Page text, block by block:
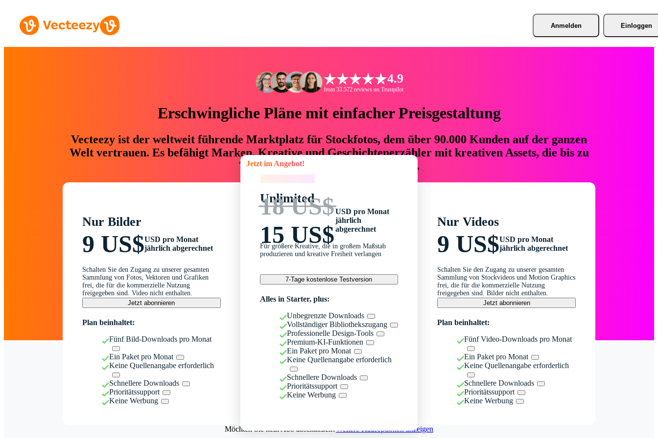
Anmelden Einloggen
4.9
from 33.572 reviews on Trustpilot
Erschwingliche Pläne mit einfacher Preisgestaltung
Vecteezy ist der weltweit führende Marktplatz für Stockfotos, dem über 90.000 Kunden auf der ganzen
Welt vertrauen. Es befähigt Marken, Kreative und Geschichtenerzähler mit kreativen Assets, die bis zu
76 % an Zeit und Budget einsparen.
Nur Bilder
9 US$USD pro Monat
jährlich abgerechnet
Schalten Sie den Zugang zu unserer gesamten
Sammlung von Fotos, Vektoren und Grafiken
frei, die für die kommerzielle Nutzung
freigegeben sind. Video nicht enthalten.
Jetzt abonnieren
Plan beinhaltet:
Fünf Bild-Downloads pro Monat
Ein Paket pro Monat
Keine Quellenangabe erforderlich
Schnellere Downloads
Prioritätssupport
Keine Werbung
Jetzt im Angebot!
Unlimited
18 US$
15 US$
USD pro Monat
jährlich
abgerechnet
Für größere Kreative, die in großem Maßstab
produzieren und kreative Freiheit verlangen
7-Tage kostenlose Testversion
Alles in Starter, plus:
Unbegrenzte Downloads
Vollständiger Bibliothekszugang
Professionelle Design-Tools
Premium-KI-Funktionen
Ein Paket pro Monat
Keine Quellenangabe erforderlich
Schnellere Downloads
Prioritätssupport
Keine Werbung
Nur Videos
9 US$USD pro Monat
jährlich abgerechnet
Schalten Sie den Zugang zu unserer gesamten
Sammlung von Stockvideos und Motion Graphics
frei, die für die kommerzielle Nutzung
freigegeben sind. Bilder nicht enthalten.
Jetzt abonnieren
Plan beinhaltet:
Fünf Video-Downloads pro Monat
Ein Paket pro Monat
Keine Quellenangabe erforderlich
Schnellere Downloads
Prioritätssupport
Keine Werbung
Möchten Sie kein Abo abschließen?Weitere Kaufoptionen anzeigen